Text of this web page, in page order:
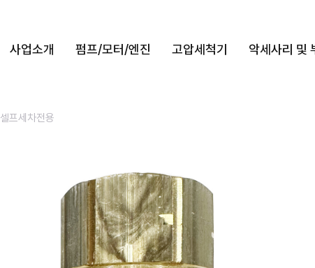
사업소개 펌프/모터/엔진 고압세척기 악세사리 및
셀프세차전용